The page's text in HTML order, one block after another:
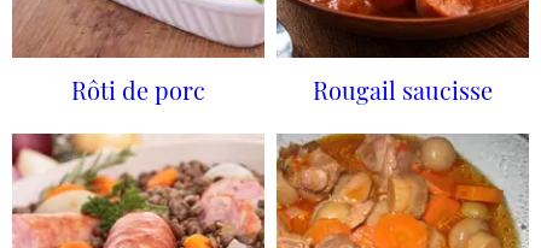
Rôti de porc Rougail saucisse